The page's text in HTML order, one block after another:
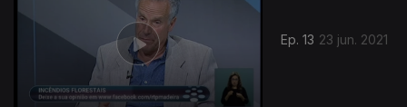
Ep. 13 23 jun. 2021